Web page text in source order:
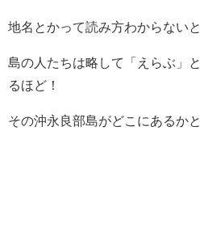
地名とかって読み方わからない
島の人たちは略して「えらぶ」
るほど！
その沖永良部島がどこにあるか